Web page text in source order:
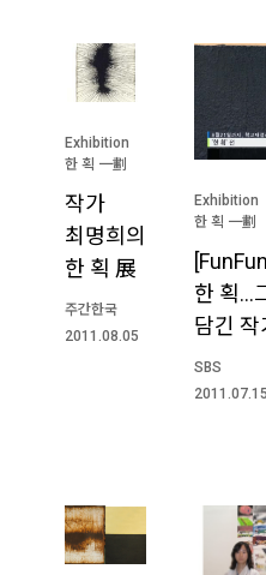
Exhibition
한 획 一劃
작가
최명희의
한 획 展
주간한국
2011.08.05
Exhibition
한 획 一劃
한 획…
담긴
SBS